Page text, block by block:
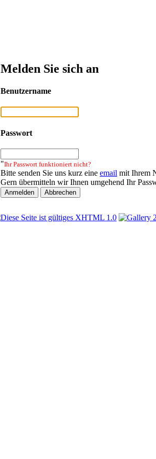
Melden Sie sich an
Benutzername
Passwort
"Ihr Passwort funktioniert nicht?
Bitte senden Sie uns kurz eine email mit Ihrem
Gern übermitteln wir Ihnen umgehend Ihr